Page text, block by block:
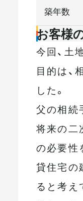
築年数
お客様
今回、土
目的は、
した。
父の相続
将来の二
の必要性
貸住宅の
ると考え